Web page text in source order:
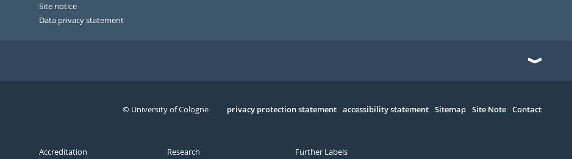
Site notice
Data privacy statement
Serivce
privacy protection statement accessibility statement Sitemap Site Note Contact
© University of Cologne
Accreditation Research Further Labels